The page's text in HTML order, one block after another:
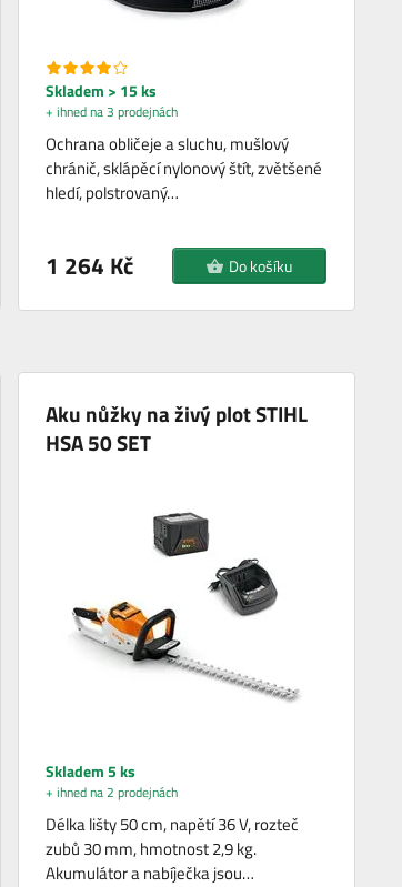
Skladem > 15 ks
+ ihned na 3 prodejnách
Ochrana obličeje a sluchu, mušlový
chránič, sklápěcí nylonový štít, zvětšené
hledí, polstrovaný…
1 264 Kč Do košíku
Aku nůžky na živý plot STIHL
HSA 50 SET
Skladem 5 ks
+ ihned na 2 prodejnách
Délka lišty 50 cm, napětí 36 V, rozteč
zubů 30 mm, hmotnost 2,9 kg.
Akumulátor a nabíječka jsou…